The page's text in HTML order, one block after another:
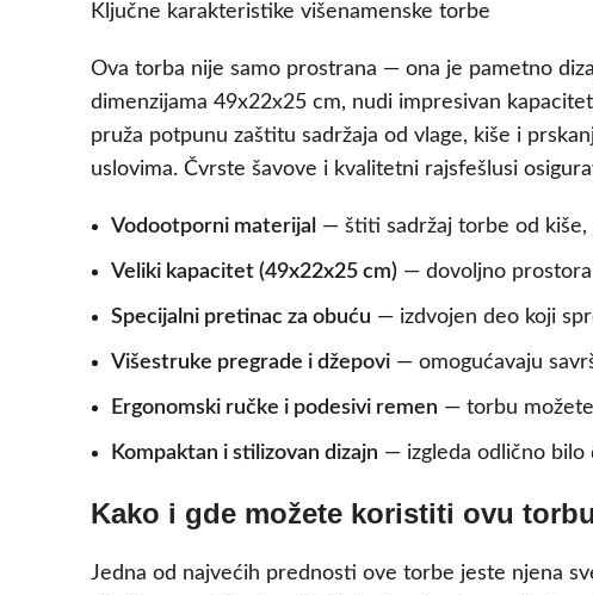
Ključne karakteristike višenamenske torbe
Ova torba nije samo prostrana — ona je pametno
dimenzijama 49x22x25 cm, nudi impresivan
pruža potpunu zaštitu sadržaja od vlage, kiše i
uslovima. Čvrste šavove i kvalitetni rajsfešlusi
Vodootporni materijal — štiti sadržaj torbe od kiše,
Veliki kapacitet (49x22x25 cm) — dovoljno
Specijalni pretinac za obuću — izdvojen deo koji
Višestruke pregrade i džepovi — omogućavaju
Ergonomski ručke i podesivi remen — torbu
Kompaktan i stilizovan dizajn — izgleda odlično bilo
Kako i gde možete koristiti ovu
Jedna od najvećih prednosti ove torbe jeste njena